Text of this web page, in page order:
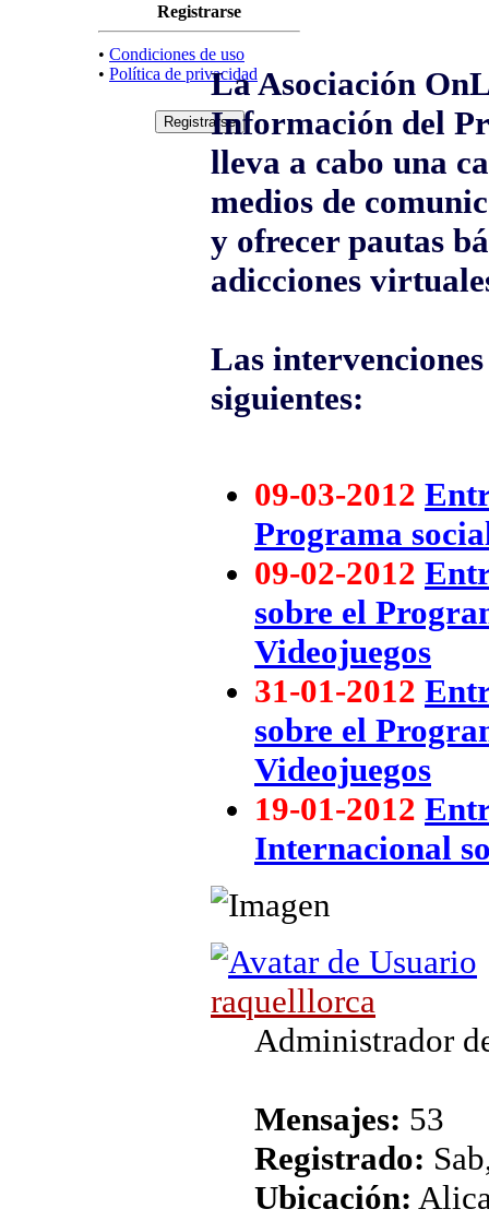
Registrarse
• Condiciones de uso
• Política de privacidadLa Asociación
Información del
lleva a cabo una
medios de
y ofrecer pautas
adicciones
Las
siguientes:
09-03-2012
Programa
09-02-2012
sobre el
Videojuegos
31-01-2012
sobre el
Videojuegos
19-01-2012
Internacional
raquelllorca
Administrador
Mensajes: 53
Registrado:
Ubicación: